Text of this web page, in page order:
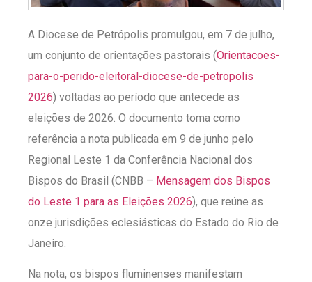
A Diocese de Petrópolis promulgou, em 7 de julho,
um conjunto de orientações pastorais (Orientacoes-
para-o-perido-eleitoral-diocese-de-petropolis
2026) voltadas ao período que antecede as
eleições de 2026. O documento toma como
referência a nota publicada em 9 de junho pelo
Regional Leste 1 da Conferência Nacional dos
Bispos do Brasil (CNBB – Mensagem dos Bispos
do Leste 1 para as Eleições 2026), que reúne as
onze jurisdições eclesiásticas do Estado do Rio de
Janeiro.
Na nota, os bispos fluminenses manifestam